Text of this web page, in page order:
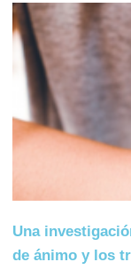
Una
de ánimo y los